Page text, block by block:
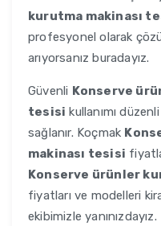
kurutma makinası
profesyonel olarak
arıyorsanız buradayız.
Güvenli Konserve
tesisi kullanımı
sağlanır. Koçmak
makinası tesisi
Konserve ürünler
fiyatları ve modelleri
ekibimizle yanınızdayız.